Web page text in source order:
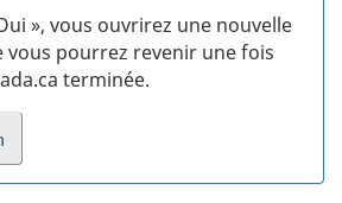
», vous ouvrirez une nouvelle
vous pourrez revenir une fois
terminée.